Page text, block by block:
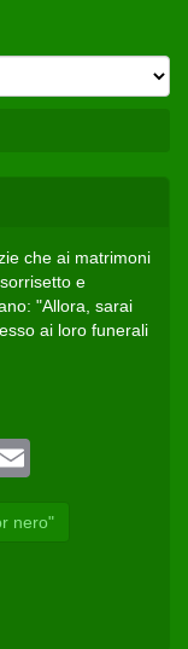
che ai matrimoni
e
"Allora, sarai
ai loro funerali
nero"